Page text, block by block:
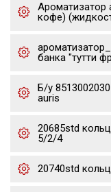
Ароматизатор
кофе)
банка "тутти
Б/у
auris
20685std
5/2/4
20740std